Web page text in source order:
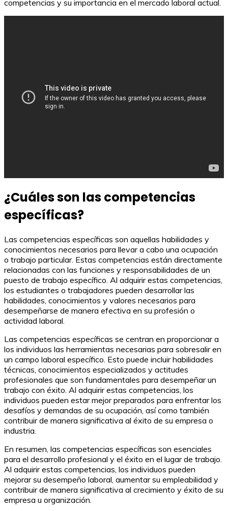
competencias y su importancia en el mercado laboral actual.
¿Cuáles son las competencias
específicas?
Las competencias específicas son aquellas habilidades y
conocimientos necesarios para llevar a cabo una ocupación
o trabajo particular. Estas competencias están directamente
relacionadas con las funciones y responsabilidades de un
puesto de trabajo específico. Al adquirir estas competencias,
los estudiantes o trabajadores pueden desarrollar las
habilidades, conocimientos y valores necesarios para
desempeñarse de manera efectiva en su profesión o
actividad laboral.
Las competencias específicas se centran en proporcionar a
los individuos las herramientas necesarias para sobresalir en
un campo laboral específico. Esto puede incluir habilidades
técnicas, conocimientos especializados y actitudes
profesionales que son fundamentales para desempeñar un
trabajo con éxito. Al adquirir estas competencias, los
individuos pueden estar mejor preparados para enfrentar los
desafíos y demandas de su ocupación, así como también
contribuir de manera significativa al éxito de su empresa o
industria.
En resumen, las competencias específicas son esenciales
para el desarrollo profesional y el éxito en el lugar de trabajo.
Al adquirir estas competencias, los individuos pueden
mejorar su desempeño laboral, aumentar su empleabilidad y
contribuir de manera significativa al crecimiento y éxito de su
empresa u organización.